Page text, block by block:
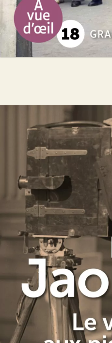
Le Vicomte aux
Hervé